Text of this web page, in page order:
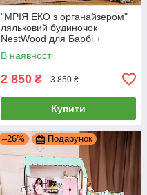
"МРІЯ ЕКО з органайзером"
ляльковий будиночок
NestWood для Барбі +
вітальня
В наявності
2 850 ₴ 3 850 ₴
Купити
–26% Подарунок